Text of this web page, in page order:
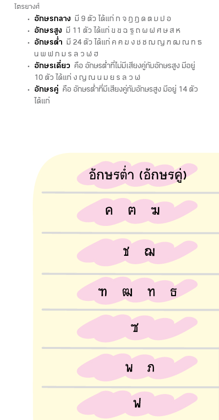
ไตรยางศ์
อักษรกลาง
มี 9 ตัว ได้แก่ ก จ ฎ ฏ ด ต บ ป อ
อักษรสูง
มี 11 ตัว ได้แก่ ข ฃ ฉ ฐ ถ ผ ฝ ศ ษ ส ห
อักษรต่ำ
มี 24 ตัว ได้แก่ ค ฅ ฆ ง ช ซ ฌ ญ ฑ ฒ ณ ท ธ
น พ ฟ ภ ม ร ล ว ฬ ฮ
อักษรเดี่ยว
คือ อักษรต่ำที่ไม่มีเสียงคู่กับอักษรสูง มีอยู่
10 ตัว ได้แก่ ง ญ ณ น ม ย ร ล ว ฬ
อักษรคู่
คือ อักษรต่ำที่มีเสียงคู่กับอักษรสูง มีอยู่ 14 ตัว
ได้แก่